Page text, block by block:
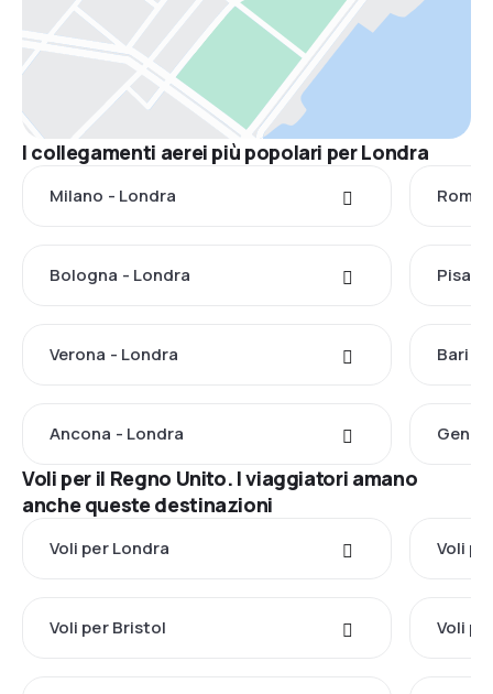
I collegamenti aerei più popolari per Londra
Milano - Londra Roma
Bologna - Londra Pisa -
Verona - Londra Bari -
Ancona - Londra
Voli per il Regno Unito. I viaggiatori amano
anche queste destinazioni
Voli per Londra Voli
Voli per Bristol Voli